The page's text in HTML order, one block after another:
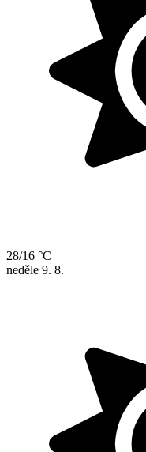
28/16 °C
neděle 9. 8.